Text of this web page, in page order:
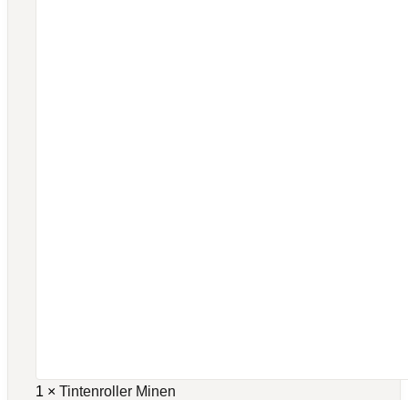
1 × Tintenroller Minen